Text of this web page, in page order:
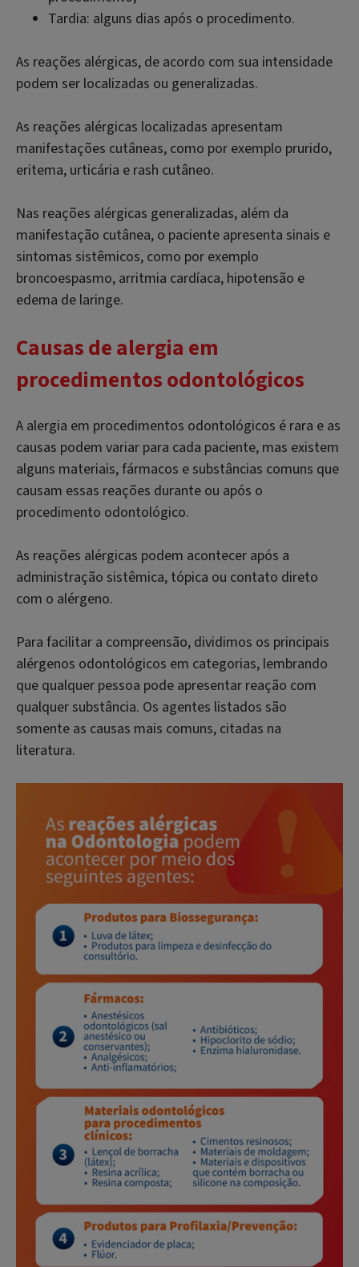
Tardia: alguns dias após o procedimento.
As reações alérgicas, de acordo com sua intensidade
podem ser localizadas ou generalizadas.
As reações alérgicas localizadas apresentam
manifestações cutâneas, como por exemplo prurido,
eritema, urticária e rash cutâneo.
Nas reações alérgicas generalizadas, além da
manifestação cutânea, o paciente apresenta sinais e
sintomas sistêmicos, como por exemplo
broncoespasmo, arritmia cardíaca, hipotensão e
edema de laringe.
Causas de alergia em
procedimentos odontológicos
A alergia em procedimentos odontológicos é rara e as
causas podem variar para cada paciente, mas existem
alguns materiais, fármacos e substâncias comuns que
causam essas reações durante ou após o
procedimento odontológico.
As reações alérgicas podem acontecer após a
administração sistêmica, tópica ou contato direto
com o alérgeno.
Para facilitar a compreensão, dividimos os principais
alérgenos odontológicos em categorias, lembrando
que qualquer pessoa pode apresentar reação com
qualquer substância. Os agentes listados são
somente as causas mais comuns, citadas na
literatura.